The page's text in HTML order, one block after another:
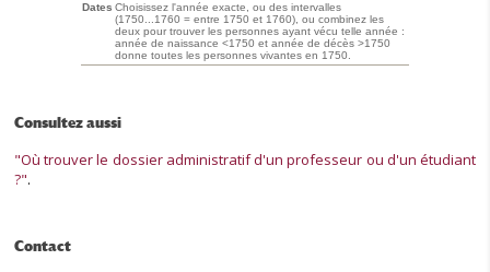
Dates Choisissez l'année exacte, ou des intervalles
(1750...1760 = entre 1750 et 1760), ou combinez les
deux pour trouver les personnes ayant vécu telle année :
année de naissance <1750 et année de décès >1750
donne toutes les personnes vivantes en 1750.
Consultez aussi
"Où trouver le dossier administratif d'un professeur ou d'un étudiant
?".
Contact